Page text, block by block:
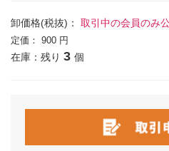
卸価格(税抜)： 取引中の会員のみ
定価： 900 円
在庫：残り 3 個